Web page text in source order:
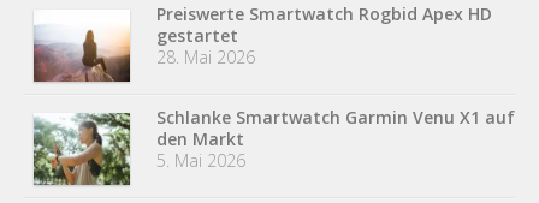
Preiswerte Smartwatch Rogbid Apex HD
gestartet
28. Mai 2026
Schlanke Smartwatch Garmin Venu X1 auf
den Markt
5. Mai 2026